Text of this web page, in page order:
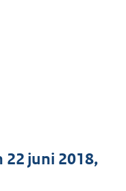
22 juni 2018,